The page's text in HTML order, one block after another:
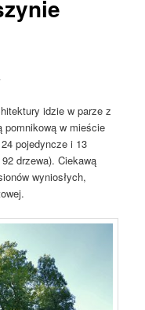
idzie w parze z
pomnikową w mieście
pojedyncze i 13
drzewa). Ciekawą
wyniosłych,